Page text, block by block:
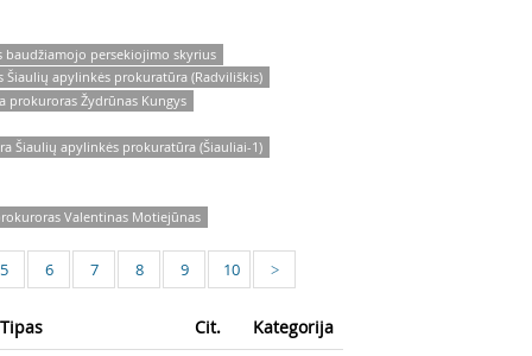
baudžiamojo persekiojimo skyrius
apylinkės prokuratūra (Radviliškis)
prokuroras Žydrūnas Kungys
Šiaulių apylinkės prokuratūra (Šiauliai-1)
Valentinas Motiejūnas
5 6 7 8 9 10 >
Tipas Cit. Kategorija